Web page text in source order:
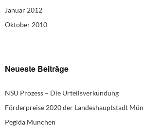
Januar 2012
Oktober 2010
Neueste Beiträge
NSU Prozess – Die Urteilsverkündung
Förderpreise 2020 der Landeshauptstadt
Pegida München